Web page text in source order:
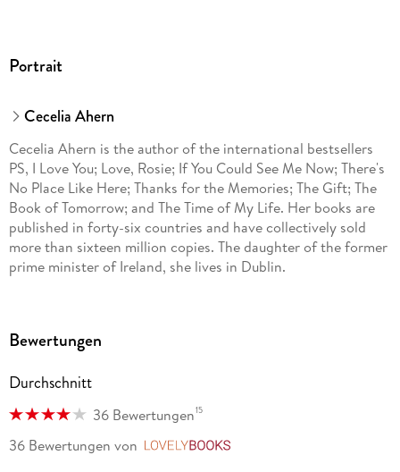
Portrait
Cecelia Ahern
Cecelia Ahern is the author of the international bestsellers
PS, I Love You; Love, Rosie; If You Could See Me Now; There's
No Place Like Here; Thanks for the Memories; The Gift; The
Book of Tomorrow; and The Time of My Life. Her books are
published in forty-six countries and have collectively sold
more than sixteen million copies. The daughter of the former
prime minister of Ireland, she lives in Dublin.
Bewertungen
Durchschnitt
36 Bewertungen15
36 Bewertungen von